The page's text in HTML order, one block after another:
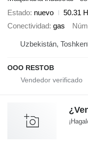
Estado nuevo
50.31
Conectividad gas
Uzbekistán,
OOO RESTOB